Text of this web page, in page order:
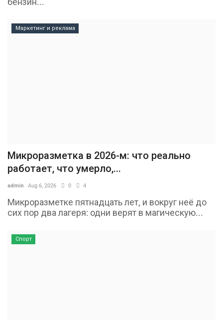
Маркетинг и реклама
Микроразметка в 2026-м: что реально
работает, что умерло,...
admin Aug 6, 2026 0 4
Микроразметке пятнадцать лет, и вокруг неё до
сих пор два лагеря: одни верят в магическую...
Спорт